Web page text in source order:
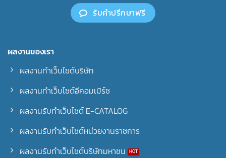
รับคำปรึกษาฟรี
ผลงานของเรา
ผลงานทำเว็บไซต์บริษัท
ผลงานทำเว็บไซต์อีคอมเมิร์ซ
ผลงานรับทำเว็บไซต์ E-CATALOG
ผลงานรับทำเว็บไซต์หน่วยงานราชการ
ผลงานรับทำเว็บไซต์บริษัทมหาชน